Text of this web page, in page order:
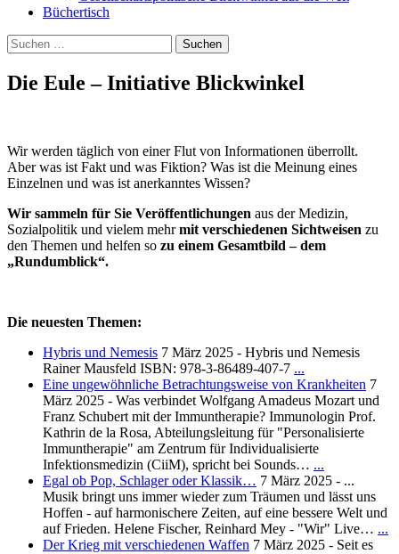
Büchertisch
Suche
nach:
Die Eule – Initiative Blickwinkel
Wir werden täglich von einer Flut von Informationen überrollt.
Aber was ist Fakt und was Fiktion? Was ist die Meinung eines
Einzelnen und was ist anerkanntes Wissen?
Wir sammeln für Sie Veröffentlichungen aus der Medizin,
Sozialpolitik und vielem mehrmit verschiedenen Sichtweisen zu
den Themen und helfen so zu einem Gesamtbild – dem
„Rundumblick“.
Die neuesten Themen:
Hybris und Nemesis 7 März 2025 - Hybris und Nemesis
Rainer Mausfeld ISBN: 978-3-86489-407-7 ...
und
Nemesis
Eine ungewöhnliche Betrachtungsweise von Krankheiten 7
März 2025 - Was verbindet Wolfgang Amadeus Mozart und
Franz Schubert mit der Immuntherapie? Immunologin Prof.
Kathrin de la Rosa, Abteilungsleitung für "Personalisierte
Immuntherapie" am Zentrum für Individualisierte
Infektionsmedizin (CiiM), spricht bei Sounds… ...
von
Krankheiten
Egal ob Pop, Schlager oder Klassik… 7 März 2025 - ...
Musik bringt uns immer wieder zum Träumen und lässt uns
Hoffen - auf harmonischere Zeiten, auf eine bessere Welt und
auf Frieden. Helene Fischer, Reinhard Mey - "Wir" Live… ...
Der Krieg mit verschiedenen Waffen 7 März 2025 - Seit es